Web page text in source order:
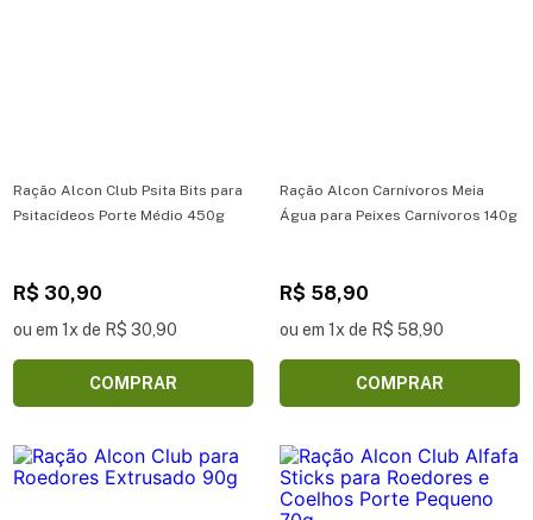
Ração Alcon Club Psita Bits para
Psitacídeos Porte Médio 450g
R$ 30,90
ou em 1x de R$ 30,90
COMPRAR
Ração Alcon Carnívoros Meia
Água para Peixes Carnívoros 140g
R$ 58,90
ou em 1x de R$ 58,90
COMPRAR